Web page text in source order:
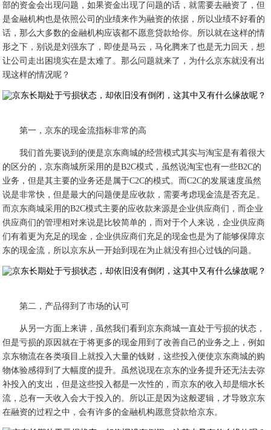
部的资金会出现问题，如果资金出现了问题的话，就需要去融资了，但
是金融机构也是依照公司的业绩来作为融资的依据，所以业绩不好看的
话，那么大多数的金融机构应该都不愿意贷款给你。所以就在这样的情
形之下，别说是刘强东了，即使是马云，马化腾来了也是无力回天，想
让公司走出困境实在是太难了。那么问题就来了，为什么京东就没有出
现这样的情况呢？
第一，京东的现金流指标非常的高
我们首先要说到的便是京东商城的经营模式其实与淘宝是有着很大
的区分的，京东商城所采用的是B2C模式，虽然说淘宝也有一些B2C的
业务，但是其主要的业务还是属于C2C的模式。而C2C的发展速度虽然
说是非常快，但是最大的问题便是应收款，需要考虑现金流是否充足。
而京东商城采用的B2C模式主要的应收款来源是企业供应商们，而企业
供应商们的管理相对来说是比较简单的，而对于个人来说，企业供应商
们有着更为充足的现金，企业供应商们充足的现金也是为了能够保障京
东的现金流，所以京东从一开始到现在为止就没有担心过钱的问题。
第二，产品得到了市场的认可
从另一方面上来讲，虽然我们看到京东商城一直处于亏损的状态，
但是亏损的原因就在于将更多的现金用到了改善自己的业务之上，例如
京东物流在各类项目上就投入大量的钱财，这些投入便使京东商城的购
物体验感得到了大幅度的提升。虽然说现在京东的业务提升还无法去弥
补投入的支出，但是这些投入都是一次性的，而京东的收入却是细水长
流，总有一天收入会大于投入的。所以正是因为这般逻辑，才导致京东
在融资的过程之中，会有许多的金融机构愿意贷款给京东。